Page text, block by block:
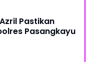
Pastikan
Pasangkayu